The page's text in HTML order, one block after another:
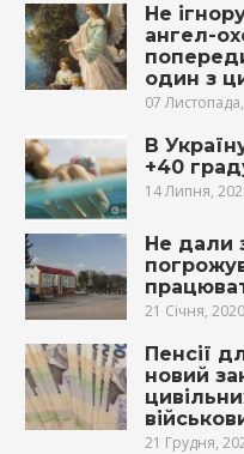
Не
ангел-
один з
07
В
+40
14 Липня,
Не дали
21 Січня, 2020
Пенсії
новий
21 Грудня,